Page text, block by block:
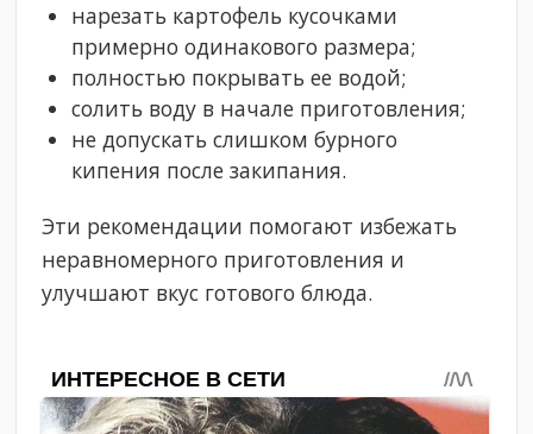
нарезать картофель кусочками
примерно одинакового размера;
полностью покрывать ее водой;
солить воду в начале приготовления;
не допускать слишком бурного
кипения после закипания.
Эти рекомендации помогают избежать
неравномерного приготовления и
улучшают вкус готового блюда.